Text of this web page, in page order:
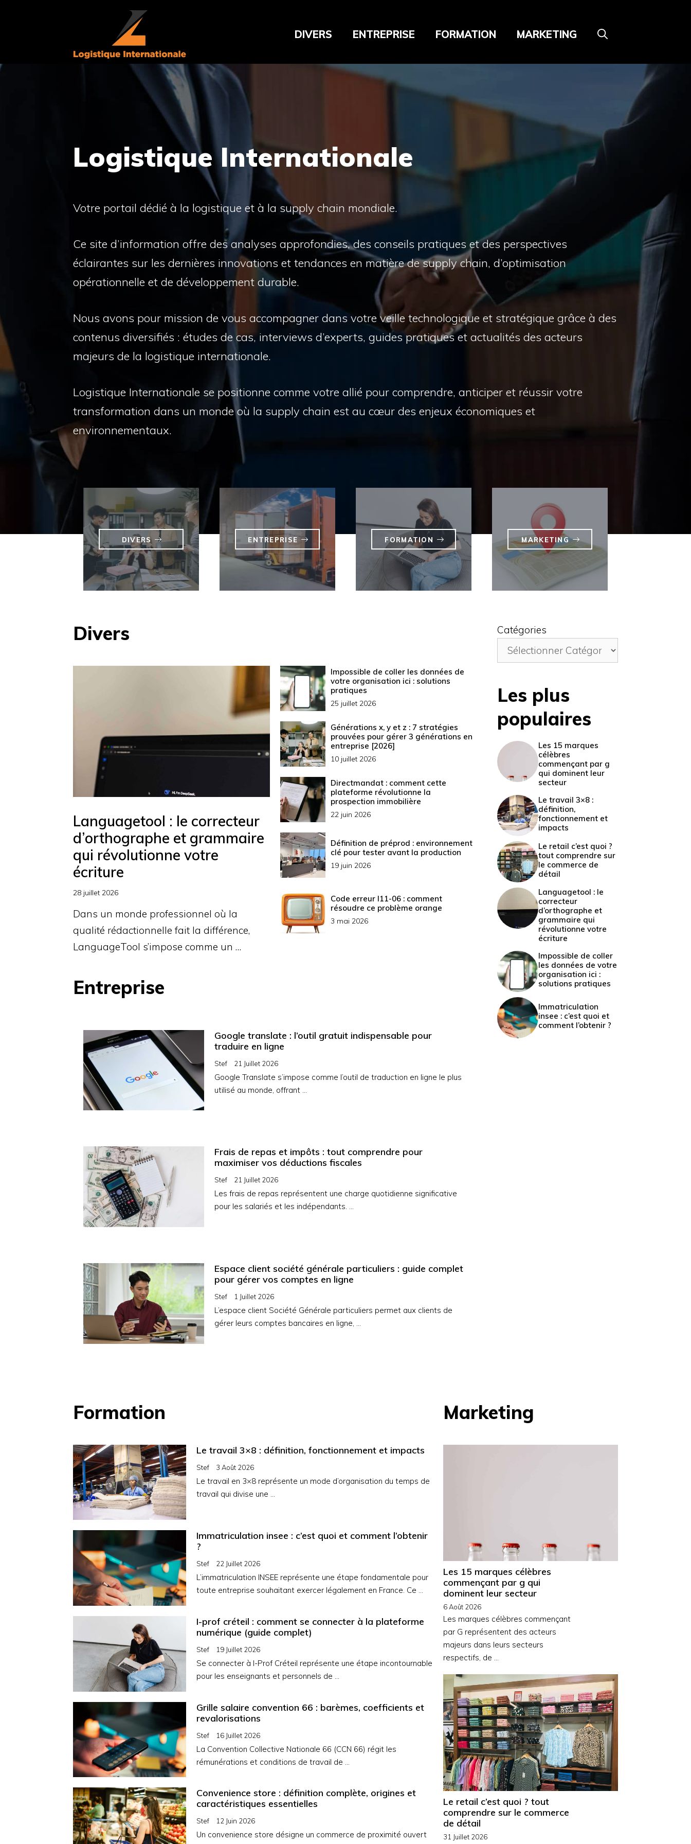
DIVERS ENTREPRISE FORMATION MARKETING
Logistique Internationale
Votre portail dédié à la logistique et à la supply chain mondiale.
Ce site d’information offre des analyses approfondies, des conseils pratiques et des perspectives
éclairantes sur les dernières innovations et tendances en matière de supply chain, d’optimisation
opérationnelle et de développement durable.
Nous avons pour mission de vous accompagner dans votre veille technologique et stratégique grâce à des
contenus diversifiés : études de cas, interviews d’experts, guides pratiques et actualités des acteurs
majeurs de la logistique internationale.
Logistique Internationale se positionne comme votre allié pour comprendre, anticiper et réussir votre
transformation dans un monde où la supply chain est au cœur des enjeux économiques et
environnementaux.
DIVERS ENTREPRISE FORMATION MARKETING
Divers
Languagetool : le correcteur
d’orthographe et grammaire
qui révolutionne votre
écriture
28 juillet 2026
Dans un monde professionnel où la
qualité rédactionnelle fait la différence,
LanguageTool s’impose comme un …
Impossible de coller les données de
votre organisation ici : solutions
pratiques
25 juillet 2026
Générations x, y et z : 7 stratégies
prouvées pour gérer 3 générations en
entreprise [2026]
10 juillet 2026
Directmandat : comment cette
plateforme révolutionne la
prospection immobilière
22 juin 2026
Définition de préprod : environnement
clé pour tester avant la production
19 juin 2026
Code erreur l11-06 : comment
résoudre ce problème orange
3 mai 2026
Entreprise
Google translate : l’outil gratuit indispensable pour
traduire en ligne
Stef 21 Juillet 2026
Google Translate s’impose comme l’outil de traduction en ligne le plus
utilisé au monde, offrant …
Frais de repas et impôts : tout comprendre pour
maximiser vos déductions fiscales
Stef 21 Juillet 2026
Les frais de repas représentent une charge quotidienne significative
pour les salariés et les indépendants. …
Espace client société générale particuliers : guide complet
pour gérer vos comptes en ligne
Stef 1 Juillet 2026
L’espace client Société Générale particuliers permet aux clients de
gérer leurs comptes bancaires en ligne, …
Catégories
Les plus
populaires
Les 15 marques
célèbres
commençant par g
qui dominent leur
secteur
Le travail 3×8 :
définition,
fonctionnement et
impacts
Le retail c’est quoi ?
tout comprendre sur
le commerce de
détail
Languagetool : le
correcteur
d’orthographe et
grammaire qui
révolutionne votre
écriture
Impossible de coller
les données de votre
organisation ici :
solutions pratiques
Immatriculation
insee : c’est quoi et
comment l’obtenir ?
Formation
Le travail 3×8 : définition, fonctionnement et impacts
Stef 3 Août 2026
Le travail en 3×8 représente un mode d’organisation du temps de
travail qui divise une …
Immatriculation insee : c’est quoi et comment l’obtenir
?
Stef 22 Juillet 2026
L’immatriculation INSEE représente une étape fondamentale pour
toute entreprise souhaitant exercer légalement en France. Ce …
I-prof créteil : comment se connecter à la plateforme
numérique (guide complet)
Stef 19 Juillet 2026
Se connecter à I-Prof Créteil représente une étape incontournable
pour les enseignants et personnels de …
Grille salaire convention 66 : barèmes, coefficients et
revalorisations
Stef 16 Juillet 2026
La Convention Collective Nationale 66 (CCN 66) régit les
rémunérations et conditions de travail de …
Convenience store : définition complète, origines et
caractéristiques essentielles
Stef 12 Juin 2026
Un convenience store désigne un commerce de proximité ouvert
Marketing
Les 15 marques célèbres
commençant par g qui
dominent leur secteur
6 Août 2026
Les marques célèbres commençant
par G représentent des acteurs
majeurs dans leurs secteurs
respectifs, de …
Le retail c’est quoi ? tout
comprendre sur le commerce
de détail
31 Juillet 2026